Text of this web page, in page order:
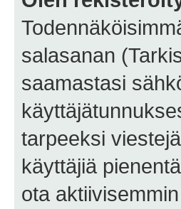
salasanan
saamastasi
tarpeeksi
käyttäjiä
ota